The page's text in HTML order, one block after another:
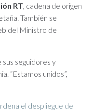
RT , cadena de origen
También se
del Ministro de
seguidores y
“Estamos unidos”,
el despliegue de